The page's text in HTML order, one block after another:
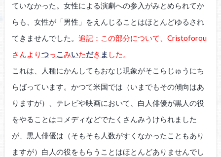
ていなかった。女性による演劇への参入がみとめられてか
らも、女性が「男性」をえんじることはほとんどゆるされ
てきませんでした。 追記：この部分について、Cristoforou
さんよりつっ こ みいただき ま した。
これは、人種にかんしてもおなじ現象がそこらじゅうにち
らばっています。かつて米国では（いまでもその傾向はあ
りますが）、テレビや映画において、白人俳優が黒人の役
をやることはコメディなどでたくさんみうけられました
が、黒人俳優は（そもそも人数がすくなかったこともあり
ますが）白人の役をもらうことはほとんどありませんでし